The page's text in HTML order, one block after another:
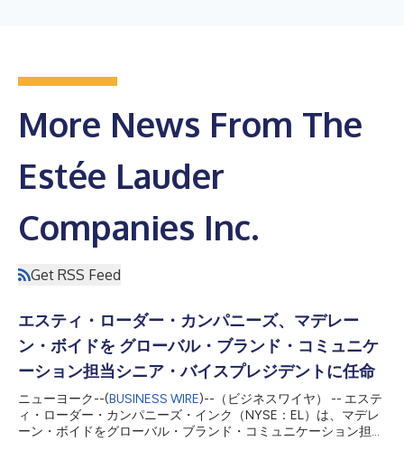
More News From The
Estée Lauder
Companies Inc.
Get RSS Feed
エスティ・ローダー・カンパニーズ、マデレー
ン・ボイドを グローバル・ブランド・コミュニケ
ーション担当シニア・バイスプレジデントに任命
ニューヨーク--(BUSINESS WIRE)--（ビジネスワイヤ） -- エステ
ィ・ローダー・カンパニーズ・インク（NYSE：EL）は、マデレ
ーン・ボイドをグローバル・ブランド・コミュニケーション担当